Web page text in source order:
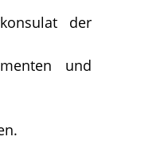
der
und